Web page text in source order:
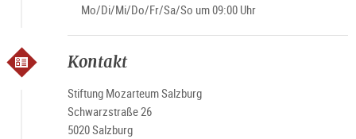
Mo/Di/Mi/Do/Fr/Sa/So um 09:00 Uhr
Kontakt
Stiftung Mozarteum Salzburg
Schwarzstraße 26
5020 Salzburg